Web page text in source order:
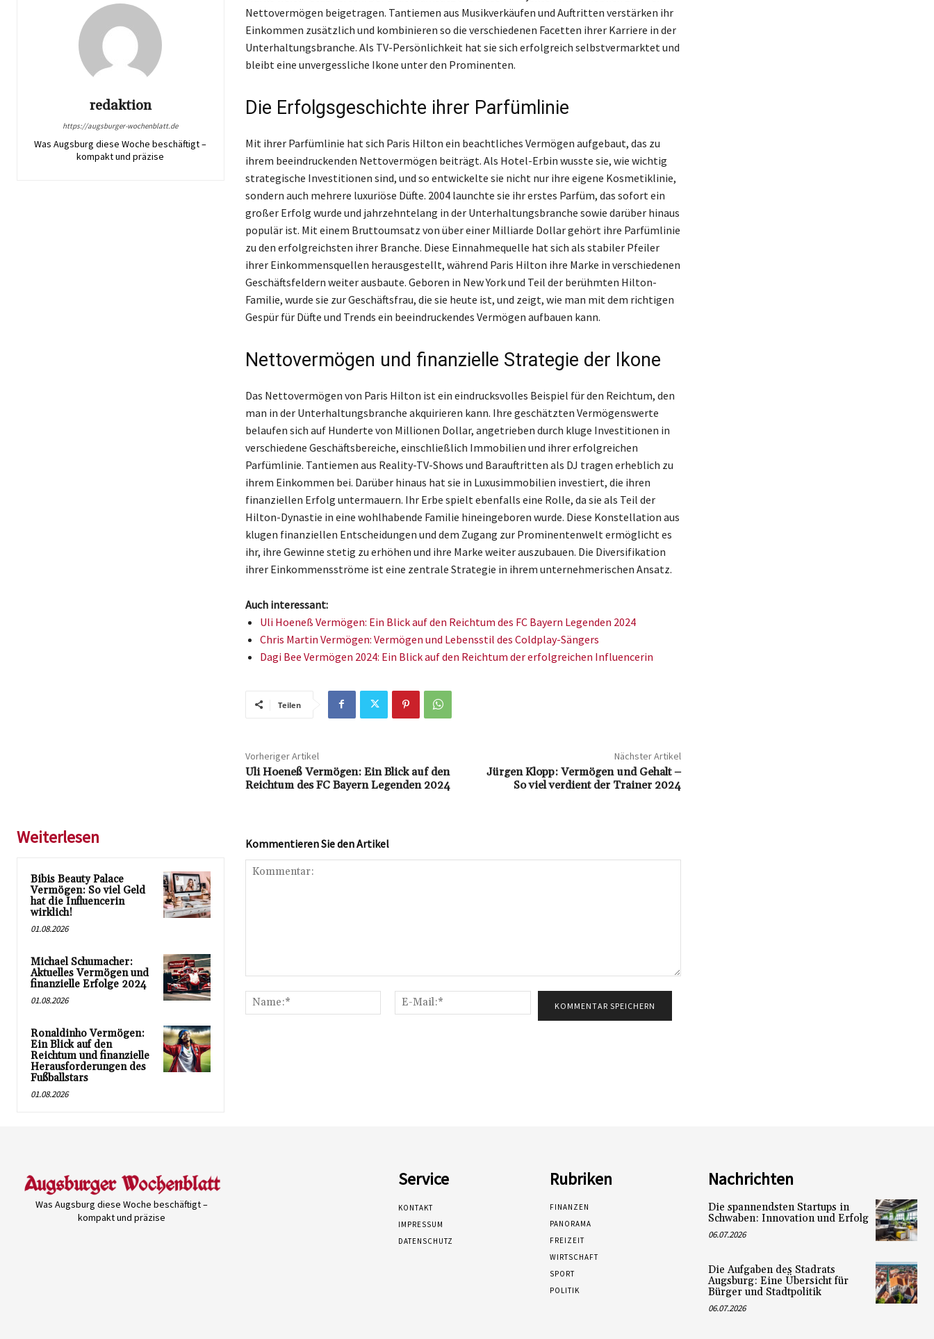
redaktion
https://augsburger-wochenblatt.de
Was Augsburg diese Woche beschäftigt –
kompakt und präzise
Nettovermögen beigetragen. Tantiemen aus Musikverkäufen und Auftritten verstärken ihr
Einkommen zusätzlich und kombinieren so die verschiedenen Facetten ihrer Karriere in der
Unterhaltungsbranche. Als TV-Persönlichkeit hat sie sich erfolgreich selbstvermarktet und
bleibt eine unvergessliche Ikone unter den Prominenten.
Die Erfolgsgeschichte ihrer Parfümlinie
Mit ihrer Parfümlinie hat sich Paris Hilton ein beachtliches Vermögen aufgebaut, das zu
ihrem beeindruckenden Nettovermögen beiträgt. Als Hotel-Erbin wusste sie, wie wichtig
strategische Investitionen sind, und so entwickelte sie nicht nur ihre eigene Kosmetiklinie,
sondern auch mehrere luxuriöse Düfte. 2004 launchte sie ihr erstes Parfüm, das sofort ein
großer Erfolg wurde und jahrzehntelang in der Unterhaltungsbranche sowie darüber hinaus
populär ist. Mit einem Bruttoumsatz von über einer Milliarde Dollar gehört ihre Parfümlinie
zu den erfolgreichsten ihrer Branche. Diese Einnahmequelle hat sich als stabiler Pfeiler
ihrer Einkommensquellen herausgestellt, während Paris Hilton ihre Marke in verschiedenen
Geschäftsfeldern weiter ausbaute. Geboren in New York und Teil der berühmten Hilton-
Familie, wurde sie zur Geschäftsfrau, die sie heute ist, und zeigt, wie man mit dem richtigen
Gespür für Düfte und Trends ein beeindruckendes Vermögen aufbauen kann.
Nettovermögen und finanzielle Strategie der Ikone
Das Nettovermögen von Paris Hilton ist ein eindrucksvolles Beispiel für den Reichtum, den
man in der Unterhaltungsbranche akquirieren kann. Ihre geschätzten Vermögenswerte
belaufen sich auf Hunderte von Millionen Dollar, angetrieben durch kluge Investitionen in
verschiedene Geschäftsbereiche, einschließlich Immobilien und ihrer erfolgreichen
Parfümlinie. Tantiemen aus Reality-TV-Shows und Barauftritten als DJ tragen erheblich zu
ihrem Einkommen bei. Darüber hinaus hat sie in Luxusimmobilien investiert, die ihren
finanziellen Erfolg untermauern. Ihr Erbe spielt ebenfalls eine Rolle, da sie als Teil der
Hilton-Dynastie in eine wohlhabende Familie hineingeboren wurde. Diese Konstellation aus
klugen finanziellen Entscheidungen und dem Zugang zur Prominentenwelt ermöglicht es
ihr, ihre Gewinne stetig zu erhöhen und ihre Marke weiter auszubauen. Die Diversifikation
ihrer Einkommensströme ist eine zentrale Strategie in ihrem unternehmerischen Ansatz.
Auch interessant:
Uli Hoeneß Vermögen: Ein Blick auf den Reichtum des FC Bayern Legenden 2024
Chris Martin Vermögen: Vermögen und Lebensstil des Coldplay-Sängers
Dagi Bee Vermögen 2024: Ein Blick auf den Reichtum der erfolgreichen Influencerin
Teilen
Vorheriger Artikel
Uli Hoeneß Vermögen: Ein Blick auf den
Reichtum des FC Bayern Legenden 2024
Nächster Artikel
Jürgen Klopp: Vermögen und Gehalt –
So viel verdient der Trainer 2024
Weiterlesen
Bibis Beauty Palace
Vermögen: So viel Geld
hat die Influencerin
wirklich!
01.08.2026
Michael Schumacher:
Aktuelles Vermögen und
finanzielle Erfolge 2024
01.08.2026
Ronaldinho Vermögen:
Ein Blick auf den
Reichtum und finanzielle
Herausforderungen des
Fußballstars
01.08.2026
Kommentieren Sie den Artikel
Name:*
Mail:*
Was Augsburg diese Woche beschäftigt –
kompakt und präzise
Service
KONTAKT
IMPRESSUM
DATENSCHUTZ
Rubriken
FINANZEN
PANORAMA
FREIZEIT
WIRTSCHAFT
SPORT
POLITIK
Nachrichten
Die spannendsten Startups in
Schwaben: Innovation und Erfolg
06.07.2026
Die Aufgaben des Stadrats
Augsburg: Eine Übersicht für
Bürger und Stadtpolitik
06.07.2026